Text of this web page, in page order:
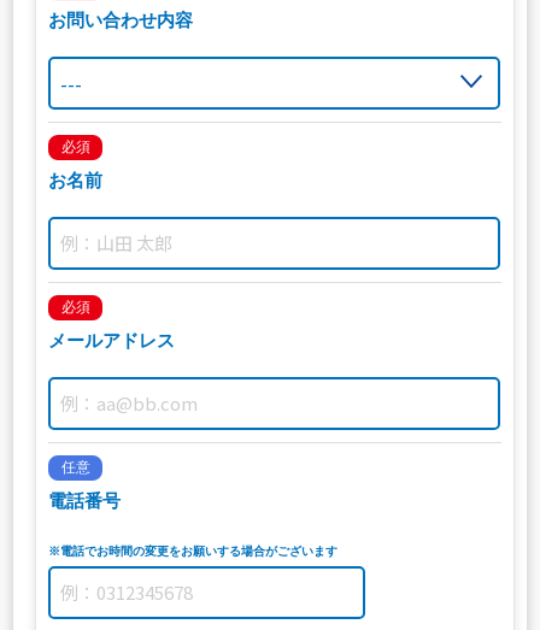
お問い合わせ内容
必須
お名前
必須
メールアドレス
任意
電話番号
※電話でお時間の変更をお願いする場合がございます